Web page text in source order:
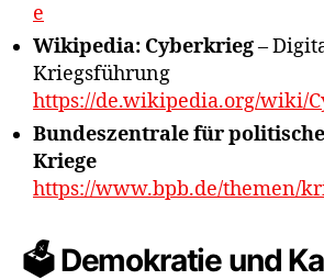
e
Wikipedia: Cyberkrieg–
Kriegsführung
https://de.wikipedia.org/wiki/
Bundeszentrale für
Kriege
https://www.bpb.de/themen/
🗳️ Demokratie und